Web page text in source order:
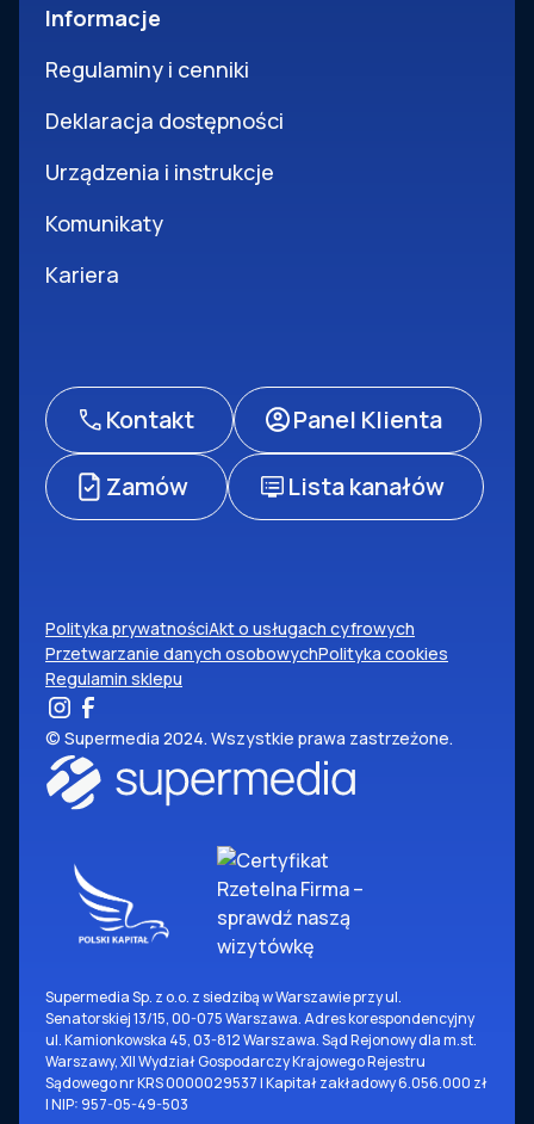
Informacje
Regulaminy i cenniki
Deklaracja dostępności
Urządzenia i instrukcje
Komunikaty
Kariera
Kontakt Panel Klienta
Zamów Lista kanałów
Polityka prywatnościAkt o usługach cyfrowych
Przetwarzanie danych osobowychPolityka cookies
Regulamin sklepu
© Supermedia 2024. Wszystkie prawa zastrzeżone.
Supermedia Sp. z o.o. z siedzibą w Warszawie przy ul.
Senatorskiej 13/15, 00-075 Warszawa. Adres korespondencyjny
ul. Kamionkowska 45, 03-812 Warszawa. Sąd Rejonowy dla m.st.
Warszawy, XII Wydział Gospodarczy Krajowego Rejestru
Sądowego nr KRS 0000029537 | Kapitał zakładowy 6.056.000 zł
| NIP: 957-05-49-503